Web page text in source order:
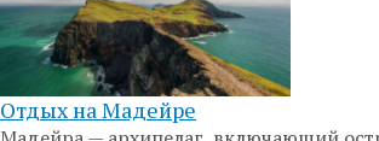
Отдых на Мадейре